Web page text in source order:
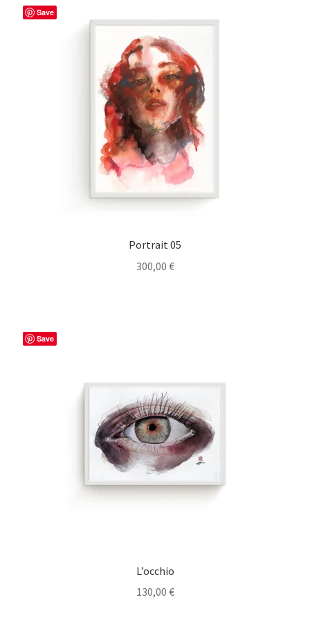
Save
Portrait 05
300,00 €
Save
L’occhio
130,00 €